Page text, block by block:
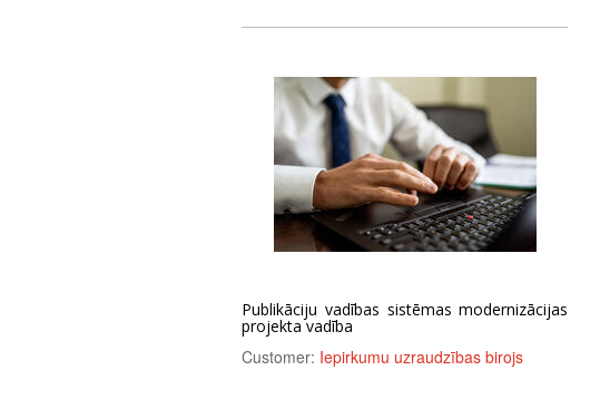
Publikāciju vadības sistēmas modernizācijas
projekta vadība
Customer: Iepirkumu uzraudzības birojs